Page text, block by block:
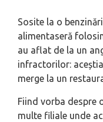
Sosite la o
alimentaseră
au aflat de la un
infractorilor:
merge la un
Fiind vorba despre
multe filiale unde